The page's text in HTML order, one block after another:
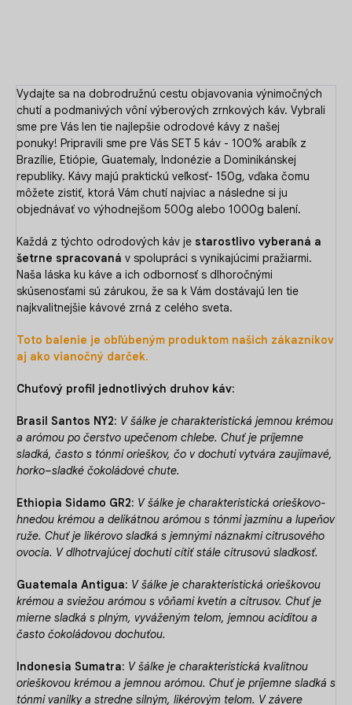
Vydajte sa na dobrodružnú cestu objavovania výnimočných
chutí a podmanivých vôní výberových zrnkových káv. Vybrali
sme pre Vás len tie najlepšie odrodové kávy z našej
ponuky! Pripravili sme pre Vás SET 5 káv - 100% arabík z
Brazílie, Etiópie, Guatemaly, Indonézie a Dominikánskej
republiky. Kávy majú praktickú veľkosť- 150g, vďaka čomu
môžete zistiť, ktorá Vám chutí najviac a následne si ju
objednávať vo výhodnejšom 500g alebo 1000g balení.
Každá z týchto odrodových káv je starostlivo vyberaná a
šetrne spracovaná v spolupráci s vynikajúcimi pražiarmi.
Naša láska ku káve a ich odbornosť s dlhoročnými
skúsenosťami sú zárukou, že sa k Vám dostávajú len tie
najkvalitnejšie kávové zrná z celého sveta.
Toto balenie je obľúbeným produktom našich zákazníkov
aj ako vianočný darček.
Chuťový profil jednotlivých druhov káv:
Brasil Santos NY2: V šálke je charakteristická jemnou krémou
a arómou po čerstvo upečenom chlebe. Chuť je príjemne
sladká, často s tónmi orieškov, čo v dochuti vytvára zaujímavé,
horko–sladké čokoládové chute.
Ethiopia Sidamo GR2: V šálke je charakteristická orieškovo-
hnedou krémou a delikátnou arómou s tónmi jazmínu a lupeňov
ruže. Chuť je likérovo sladká s jemnými náznakmi citrusového
ovocia. V dlhotrvajúcej dochuti cítiť stále citrusovú sladkosť.
Guatemala Antigua: V šálke je charakteristická orieškovou
krémou a sviežou arómou s vôňami kvetín a citrusov. Chuť je
mierne sladká s plným, vyváženým telom, jemnou aciditou a
často čokoládovou dochuťou.
Indonesia Sumatra: V šálke je charakteristická kvalitnou
orieškovou krémou a jemnou arómou. Chuť je príjemne sladká s
tónmi vanilky a stredne silným, likérovým telom. V závere